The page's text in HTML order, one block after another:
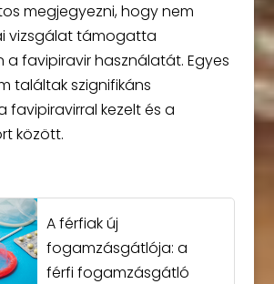
megjegyezni, hogy nem
vizsgálat támogatta
a favipiravir használatát. Egyes
találtak szignifikáns
favipiravirral kezelt és a
között.
A férfiak új
fogamzásgátlója: a
férfi fogamzásgátló